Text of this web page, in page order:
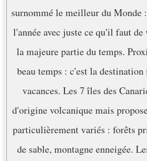
surnommé le meilleur du Monde
l'année avec juste ce qu'il faut
la majeure partie du temps.
beau temps : c'est la
vacances. Les 7 îles des
d'origine volcanique mais
particulièrement variés : forêts
de sable, montagne enneigée.